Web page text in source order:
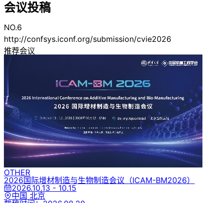
会议投稿
NO.6
http://confsys.iconf.org/submission/cvie2026
推荐会议
OTHER
2026国际增材制造与生物制造会议 （ICAM-BM2026）
2026.10.13 - 10.15
中国 北京